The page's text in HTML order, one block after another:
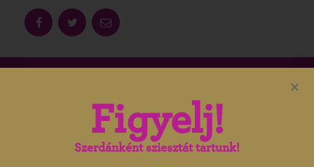
agyulakult.hu
Figyelj!
Szerdánként sziesztát tartunk!